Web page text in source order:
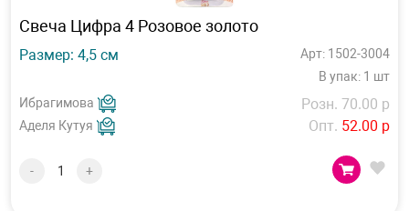
Свеча Цифра 4 Розовое золото
Размер: 4,5 см
Арт: 1502-3004
В упак: 1 шт
Ибрагимова
Аделя Кутуя
Розн. 70.00 р
Опт. 52.00 р
- +